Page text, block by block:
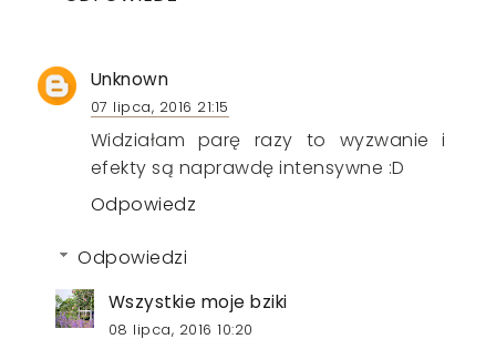
Unknown
07 lipca, 2016 21:15
Widziałam parę razy to wyzwanie i
efekty są naprawdę intensywne :D
Odpowiedz
Odpowiedzi
Wszystkie moje bziki
08 lipca, 2016 10:20